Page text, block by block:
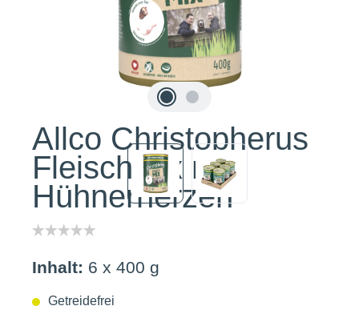
Allco Christopherus
Fleischmix mit
Hühnerherzen
Inhalt: 6 x 400 g
Getreidefrei